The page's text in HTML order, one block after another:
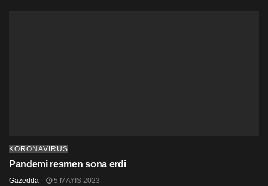
KORONAVİRÜS
Pandemi resmen sona erdi
Gazedda 5 MAYIS 2023